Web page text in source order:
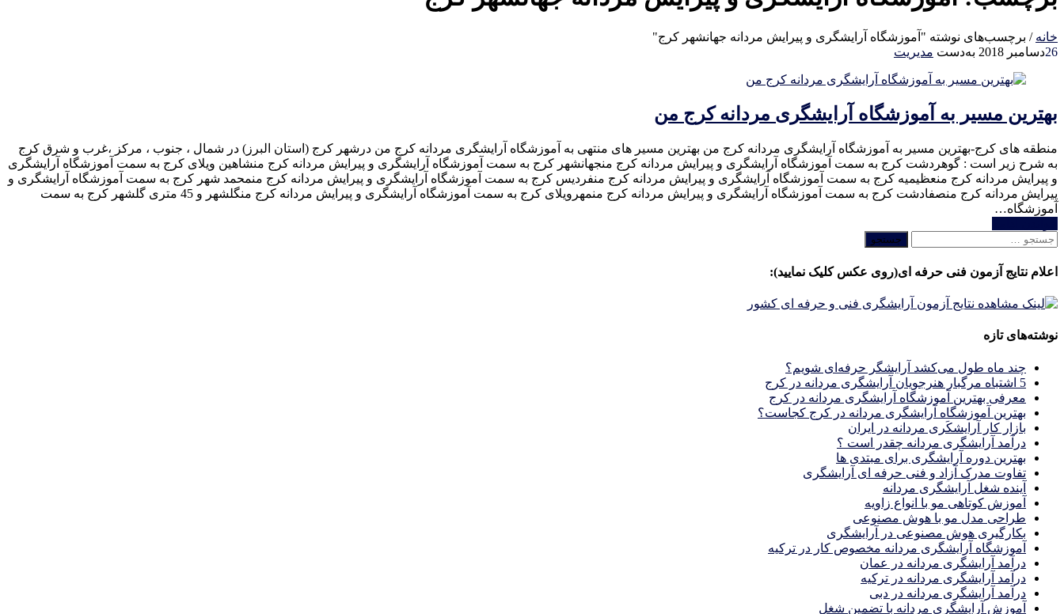
خانه / برچسب‌های نوشته "آموزشگاه آرایشگری و پیرایش مردانه جهانشهر کرج"
26دسامبر 2018 به‌دست مدیریت
بهترین مسیر به آموزشگاه آرایشگری مردانه کرج من
منطقه های کرج-بهترین مسیر به آموزشگاه آرایشگری مردانه کرج من بهترین مسیر های منتهی به آموزشگاه آرایشگری مردانه کرج من درشهر کرج (استان البرز) در شمال ، جنوب ، مرکز ،غرب و شرق کرج
به شرح زیر است : گوهردشت کرج به سمت آموزشگاه آرایشگری و پیرایش مردانه کرج منجهانشهر کرج به سمت آموزشگاه آرایشگری و پیرایش مردانه کرج منشاهین ویلای کرج به سمت آموزشگاه آرایشگری
و پیرایش مردانه کرج منعظیمیه کرج به سمت آموزشگاه آرایشگری و پیرایش مردانه کرج منفردیس کرج به سمت آموزشگاه آرایشگری و پیرایش مردانه کرج منمحمد شهر کرج به سمت آموزشگاه آرایشگری و
پیرایش مردانه کرج منصفادشت کرج به سمت آموزشگاه آرایشگری و پیرایش مردانه کرج منمهرویلای کرج به سمت آموزشگاه آرایشگری و پیرایش مردانه کرج منگلشهر و 45 متری گلشهر کرج به سمت
آموزشگاه…
جستجو
اعلام نتایج آزمون فنی حرفه ای(روی عکس کلیک نمایید):
نوشته‌های تازه
چند ماه طول می‌کشد آرایشگر حرفه‌ای شویم؟
5 اشتباه مرگبار هنرجویان آرایشگری مردانه در کرج
معرفی بهترین آموزشگاه آرایشگری مردانه در کرج
بهترین آموزشگاه آرایشگری مردانه در کرج کجاست؟
بازار كار آرايشكَرى مردانه در ايران
درآمد آرایشگری مردانه چقدر است ؟
بهترین دوره آرایشگری برای مبتدی ها
تفاوت مدرک آزاد و فنی حرفه ای آرایشگری
آینده شغل آرایشگری مردانه
آموزش کوتاهی مو با انواع زاویه
طراحی مدل مو با هوش مصنوعی
بکارگیری هوش مصنوعی در آرایشگری
آموزشگاه آرایشگری مردانه مخصوص کار در ترکیه
درآمد آرایشگری مردانه در عمان
درآمد آرایشگری مردانه در ترکیه
درآمد آرایشگری مردانه در دبی
آموزش آرایشگری مردانه با تضمین شغل